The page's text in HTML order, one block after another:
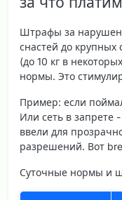
Штрафы за
снастей до
(до 10 кг в
нормы. Это
Пример: если
Или сеть в запрете
ввели для
разрешений. Вот
Суточные нормы и